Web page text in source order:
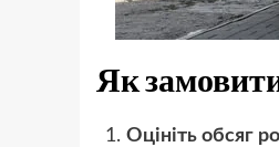
Як
Оцініть обсяг